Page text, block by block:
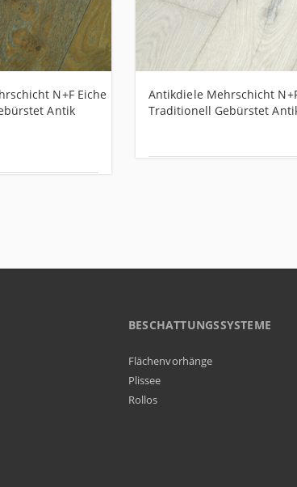
N+F Eiche
Antik
Antikdiele Mehrschicht
Traditionell Gebürstet
BESCHATTUNGSSYSTEME
Flächenvorhänge
Plissee
Rollos